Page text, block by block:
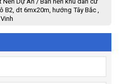
B2, dt 6mx20m, hướng Tây Bắc ,